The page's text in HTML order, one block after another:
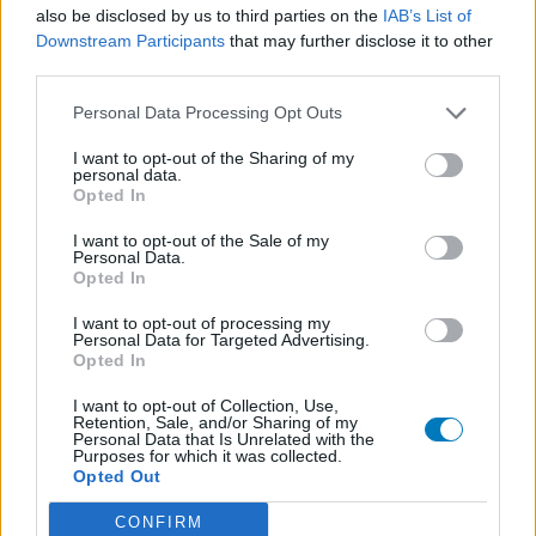
also be disclosed by us to third parties on the IAB’s List of
Downstream Participants that may further disclose it to other
Personal Data Processing Opt Outs
I want to opt-out of the Sharing of my
personal data.
Opted In
I want to opt-out of the Sale of my
Personal Data.
Opted In
I want to opt-out of processing my
Personal Data for Targeted Advertising.
Opted In
I want to opt-out of Collection, Use,
Retention, Sale, and/or Sharing of my
Personal Data that Is Unrelated with the
Purposes for which it was collected.
Opted Out
CONFIRM
Bloeddruk - betablokkers
Lyrica (795)
Epilepsie
Furabid (735)
Mirtazapine (731)
Depressie - antidepressiva overig
Amitriptyline (699)
Depressie - antidepressiva TCA
Depressie - antidepressiva overig
Ethinylestradiol / Levonorgestrel (656)
Seroquel (647)
Psychose / schizofrenie - antipsychotica
Escitalopram (647)
Depressie - antidepressiva SSRI